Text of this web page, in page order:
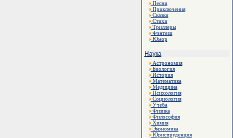
Песни
Приключения
Сказки
Стихи
Триллеры
Фэнтези
Юмор
Наука
Астрономия
Биология
История
Математика
Медицина
Психология
Социология
Учеба
Физика
Философия
Химия
Экономика
Юриспруденция